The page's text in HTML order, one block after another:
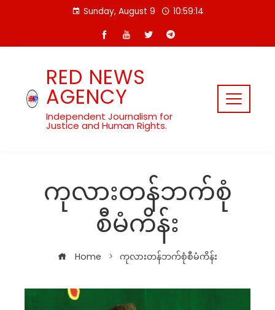
Sunday, August 9 10:59:14
RED NEWS
AGENCY
Independent Journalism for
Justice and Human Rights.
ကုလားတန်ဘက်စုံ
စီမံကိန်း
Home ကုလားတန်ဘက်စုံစီမံကိန်း